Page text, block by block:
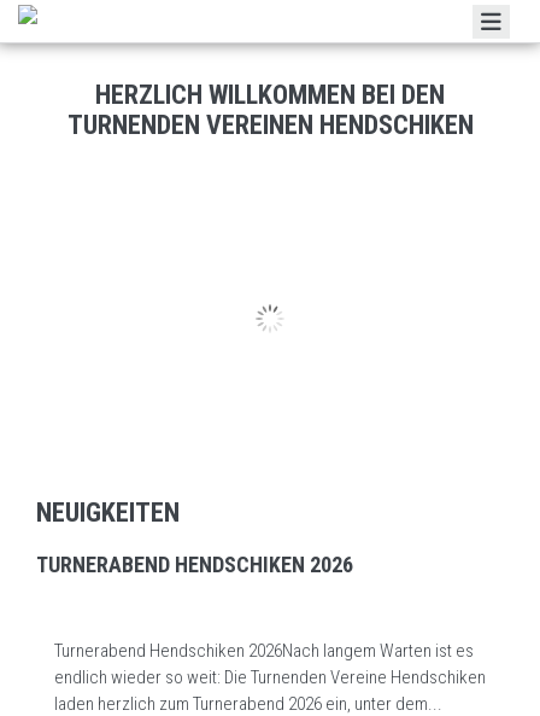
RIEGEN
HERZLICH WILLKOMMEN BEI DEN
TURNENDEN VEREINEN HENDSCHIKEN
NEUIGKEITEN
TURNERABEND HENDSCHIKEN 2026
Turnerabend Hendschiken 2026Nach langem Warten ist es
endlich wieder so weit: Die Turnenden Vereine Hendschiken
laden herzlich zum Turnerabend 2026 ein, unter dem...